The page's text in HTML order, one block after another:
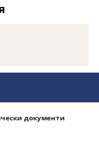
документи